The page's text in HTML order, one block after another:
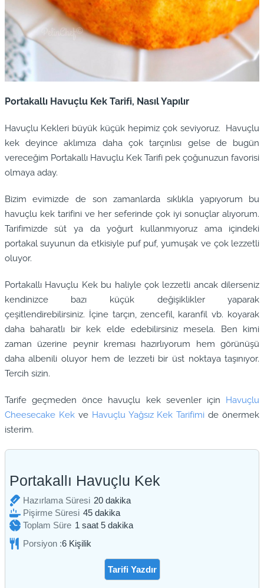
Portakallı Havuçlu Kek Tarifi, Nasıl Yapılır
Havuçlu Kekleri büyük küçük hepimiz çok seviyoruz. Havuçlu
kek deyince aklımıza daha çok tarçınlısı gelse de bugün
vereceğim Portakallı Havuçlu Kek Tarifi pek çoğunuzun favorisi
olmaya aday.
Bizim evimizde de son zamanlarda sıklıkla yapıyorum bu
havuçlu kek tarifini ve her seferinde çok iyi sonuçlar alıyorum.
Tarifimizde süt ya da yoğurt kullanmıyoruz ama içindeki
portakal suyunun da etkisiyle puf puf, yumuşak ve çok lezzetli
oluyor.
Portakallı Havuçlu Kek bu haliyle çok lezzetli ancak dilerseniz
kendinizce bazı küçük değişiklikler yaparak
çeşitlendirebilirsiniz. İçine tarçın, zencefil, karanfil vb. koyarak
daha baharatlı bir kek elde edebilirsiniz mesela. Ben kimi
zaman üzerine peynir kreması hazırlıyorum hem görünüşü
daha albenili oluyor hem de lezzeti bir üst noktaya taşınıyor.
Tercih sizin.
Tarife geçmeden önce havuçlu kek sevenler için Havuçlu
Cheesecake Kekve Havuçlu Yağsız Kek Tarifimi de önermek
isterim.
Portakallı Havuçlu Kek
Hazırlama Süresi 20dakika
dakika
Pişirme Süresi 45dakika
dakika
Toplam Süre 1 saat
saat 5dakika
dakika
Porsiyon :6 Kişilik
Tarifi Yazdır